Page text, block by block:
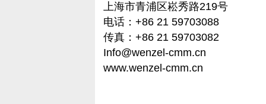
上海市青浦区崧秀路219号
电话：+86 21 59703088
传真：+86 21 59703082
Info@wenzel-cmm.cn
www.wenzel-cmm.cn